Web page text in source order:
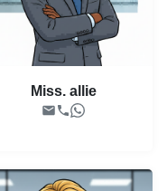
Miss. allie